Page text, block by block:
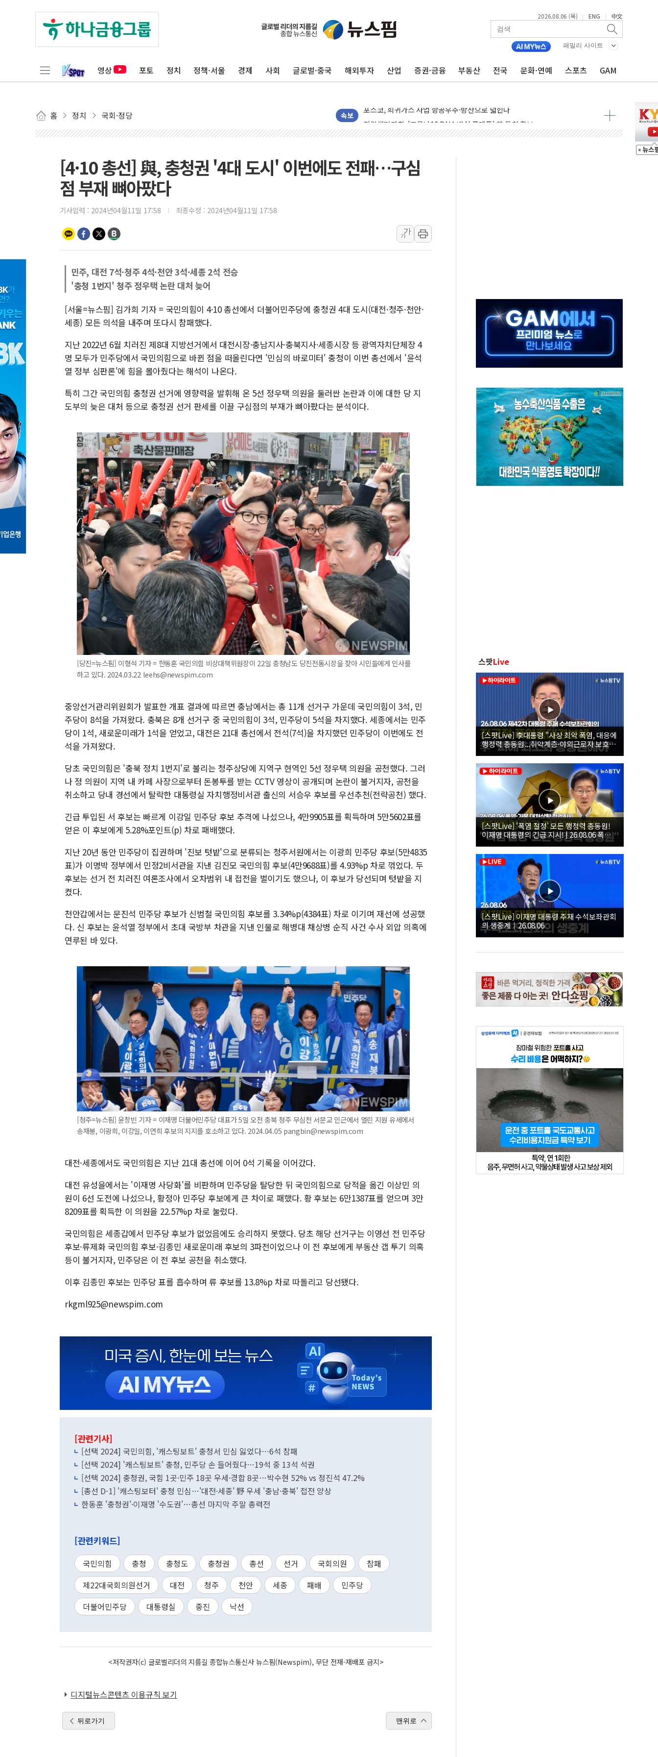
2026.08.06 (목) | ENG | 中文
패밀리 사이트
영상 포토 정치 정책·서울 경제 사회 글로벌·중국 해외투자 산업 증권·금융 부동산 전국 문화·연예 스포츠 GAM
홈 정치 국회·정당 속보
유인우주선 달 착륙지 선정 밑그림, 중국 全月 1대 5백만 지질도 완성
뉴인텍, 하반기 '전력용 커패시터' 사업 확대
BGF리테일, 2분기 영업익 849억원…전년 比 22.3%↑
휴젤, 매출 2545억원·영업익 1037억원…상반기 역대 최대
진원생명과학, '코로나19 DNA 백신 플랫폼' 美 특허 확보
경북도·대구시 '2차 공공기관 이전' 대응 '맞손'
효성중공업, 덴마크에 초고압변압기 첫 공급...국가 전력망에 첫 입성
딥시크, AI 서비스 가격 대대적 인상 계획...업계 파장 예고
KCC, 실적은 주춤했지만…'매출 절반' 실리콘 반등에 하반기 기대
정점식 "사관학교 통합 정치 프레임에 졸속 추진…'잼데믹' 안보까지 몰고 와"
트럼프, 워시 연준의장과 수시 통화…독립성 논란 재점화
[4·10 총선] 與, 충청권 '4대 도시' 이번에도 전패…구심
점 부재 뼈아팠다
기사입력 : 2024년04월11일 17:58 최종수정 : 2024년04월11일 17:58
가
가
민주, 대전 7석·청주 4석·천안 3석·세종 2석 전승
'충청 1번지' 청주 정우택 논란 대처 늦어
[서울=뉴스핌] 김가희 기자 = 국민의힘이 4·10 총선에서 더불어민주당에 충청권 4대 도시(대전·청주·천안·
세종) 모든 의석을 내주며 또다시 참패했다.
지난 2022년 6월 치러진 제8대 지방선거에서 대전시장·충남지사·충북지사·세종시장 등 광역자치단체장 4
명 모두가 민주당에서 국민의힘으로 바뀐 점을 떠올린다면 '민심의 바로미터' 충청이 이번 총선에서 '윤석
열 정부 심판론'에 힘을 몰아줬다는 해석이 나온다.
특히 그간 국민의힘 충청권 선거에 영향력을 발휘해 온 5선 정우택 의원을 둘러싼 논란과 이에 대한 당 지
도부의 늦은 대처 등으로 충청권 선거 판세를 이끌 구심점의 부재가 뼈아팠다는 분석이다.
[당진=뉴스핌] 이형석 기자 = 한동훈 국민의힘 비상대책위원장이 22일 충청남도 당진전통시장을 찾아 시민들에게 인사를
하고 있다. 2024.03.22 leehs@newspim.com
중앙선거관리위원회가 발표한 개표 결과에 따르면 충남에서는 총 11개 선거구 가운데 국민의힘이 3석, 민
주당이 8석을 가져왔다. 충북은 8개 선거구 중 국민의힘이 3석, 민주당이 5석을 차지했다. 세종에서는 민주
당이 1석, 새로운미래가 1석을 얻었고, 대전은 21대 총선에서 전석(7석)을 차지했던 민주당이 이번에도 전
석을 가져왔다.
당초 국민의힘은 '충북 정치 1번지'로 불리는 청주상당에 지역구 현역인 5선 정우택 의원을 공천했다. 그러
나 정 의원이 지역 내 카페 사장으로부터 돈봉투를 받는 CCTV 영상이 공개되며 논란이 불거지자, 공천을
취소하고 당내 경선에서 탈락한 대통령실 자치행정비서관 출신의 서승우 후보를 우선추천(전략공천) 했다.
긴급 투입된 서 후보는 빠르게 이강일 민주당 후보 추격에 나섰으나, 4만9905표를 획득하며 5만5602표를
얻은 이 후보에게 5.28%포인트(p) 차로 패배했다.
지난 20년 동안 민주당이 집권하며 '진보 텃밭'으로 분류되는 청주서원에서는 이광희 민주당 후보(5만4835
표)가 이명박 정부에서 민정2비서관을 지낸 김진모 국민의힘 후보(4만9688표)를 4.93%p 차로 꺾었다. 두
후보는 선거 전 치러진 여론조사에서 오차범위 내 접전을 벌이기도 했으나, 이 후보가 당선되며 텃밭을 지
켰다.
천안갑에서는 문진석 민주당 후보가 신범철 국민의힘 후보를 3.34%p(4384표) 차로 이기며 재선에 성공했
다. 신 후보는 윤석열 정부에서 초대 국방부 차관을 지낸 인물로 해병대 채상병 순직 사건 수사 외압 의혹에
연루된 바 있다.
[청주=뉴스핌] 윤창빈 기자 = 이재명 더불어민주당 대표가 5일 오전 충북 청주 무심천 서문교 인근에서 열린 지원 유세에서
송재봉, 이광희, 이강일, 이연희 후보의 지지를 호소하고 있다. 2024.04.05 pangbin@newspim.com
대전·세종에서도 국민의힘은 지난 21대 총선에 이어 0석 기록을 이어갔다.
대전 유성을에서는 '이재명 사당화'를 비판하며 민주당을 탈당한 뒤 국민의힘으로 당적을 옮긴 이상민 의
원이 6선 도전에 나섰으나, 황정아 민주당 후보에게 큰 차이로 패했다. 황 후보는 6만1387표를 얻으며 3만
8209표를 획득한 이 의원을 22.57%p 차로 눌렀다.
국민의힘은 세종갑에서 민주당 후보가 없었음에도 승리하지 못했다. 당초 해당 선거구는 이영선 전 민주당
후보·류제화 국민의힘 후보·김종민 새로운미래 후보의 3파전이었으나 이 전 후보에게 부동산 갭 투기 의혹
등이 불거지자, 민주당은 이 전 후보 공천을 취소했다.
이후 김종민 후보는 민주당 표를 흡수하며 류 후보를 13.8%p 차로 따돌리고 당선됐다.
rkgml925@newspim.com
[관련기사]
[선택 2024] 국민의힘, '캐스팅보트' 충청서 민심 잃었다…6석 참패
[선택 2024] '캐스팅보트' 충청, 민주당 손 들어줬다…19석 중 13석 석권
[선택 2024] 충청권, 국힘 1곳·민주 18곳 우세·경합 8곳…박수현 52% vs 정진석 47.2%
[총선 D-1] '캐스팅보터' 충청 민심…'대전·세종' 野 우세 '충남·충북' 접전 양상
한동훈 '충청권'·이재명 '수도권'…총선 마지막 주말 총력전
[관련키워드]
국민의힘 충청 충청도 충청권 총선 선거 국회의원
참패
제22대국회의원선거
대전 청주 천안 세종 패배
민주당
더불어민주당
대통령실 중진 낙선
<저작권자(c) 글로벌리더의 지름길 종합뉴스통신사 뉴스핌(Newspim), 무단 전재-재배포 금지>
디지털뉴스콘텐츠 이용규칙 보기
뒤로가기 맨위로
스팟Live
[스팟Live] 李대통령 "사상 최악 폭염, 대응에
행정력 총동원...취약계층·야외근로자 보호에
힘써야"｜26.08.06 제42차 대통령 주재 수석
보좌관회의
[스팟Live] '폭염 절정' 모든 행정력 총동원!
이재명 대통령의 긴급 지시! | 26.08.06 폭염•
가뭄 대처상황 점검회의
[스팟Live] 이재명 대통령 주재 수석보좌관회
의 생중계｜26.08.06